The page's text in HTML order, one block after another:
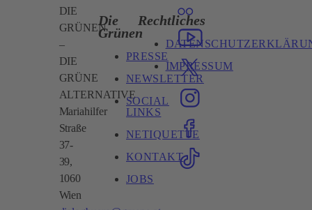
DIE
GRÜNEN
–
DIE
GRÜNE
ALTERNATIVE
Mariahilfer
Straße
37-
39,
1060
Wien​
Die
Grünen
PRESSE
NEWSLETTER
SOCIAL
LINKS
NETIQUETTE
KONTAKT
JOBS
Rechtliches
IMPRESSUM